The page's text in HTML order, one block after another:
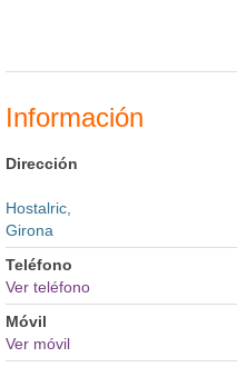
Información
Dirección
Hostalric,
Girona
Teléfono
Ver teléfono
Móvil
Ver móvil